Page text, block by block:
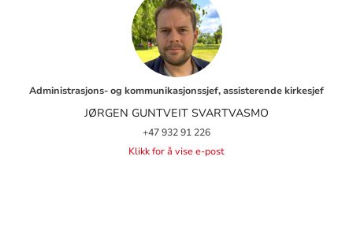
Administrasjons- og kommunikasjonssjef, assisterende kirkesjef
JØRGEN GUNTVEIT SVARTVASMO
+47 932 91 226
Klikk for å vise e-post